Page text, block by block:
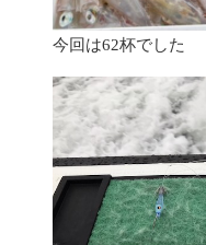
今回は62杯でした